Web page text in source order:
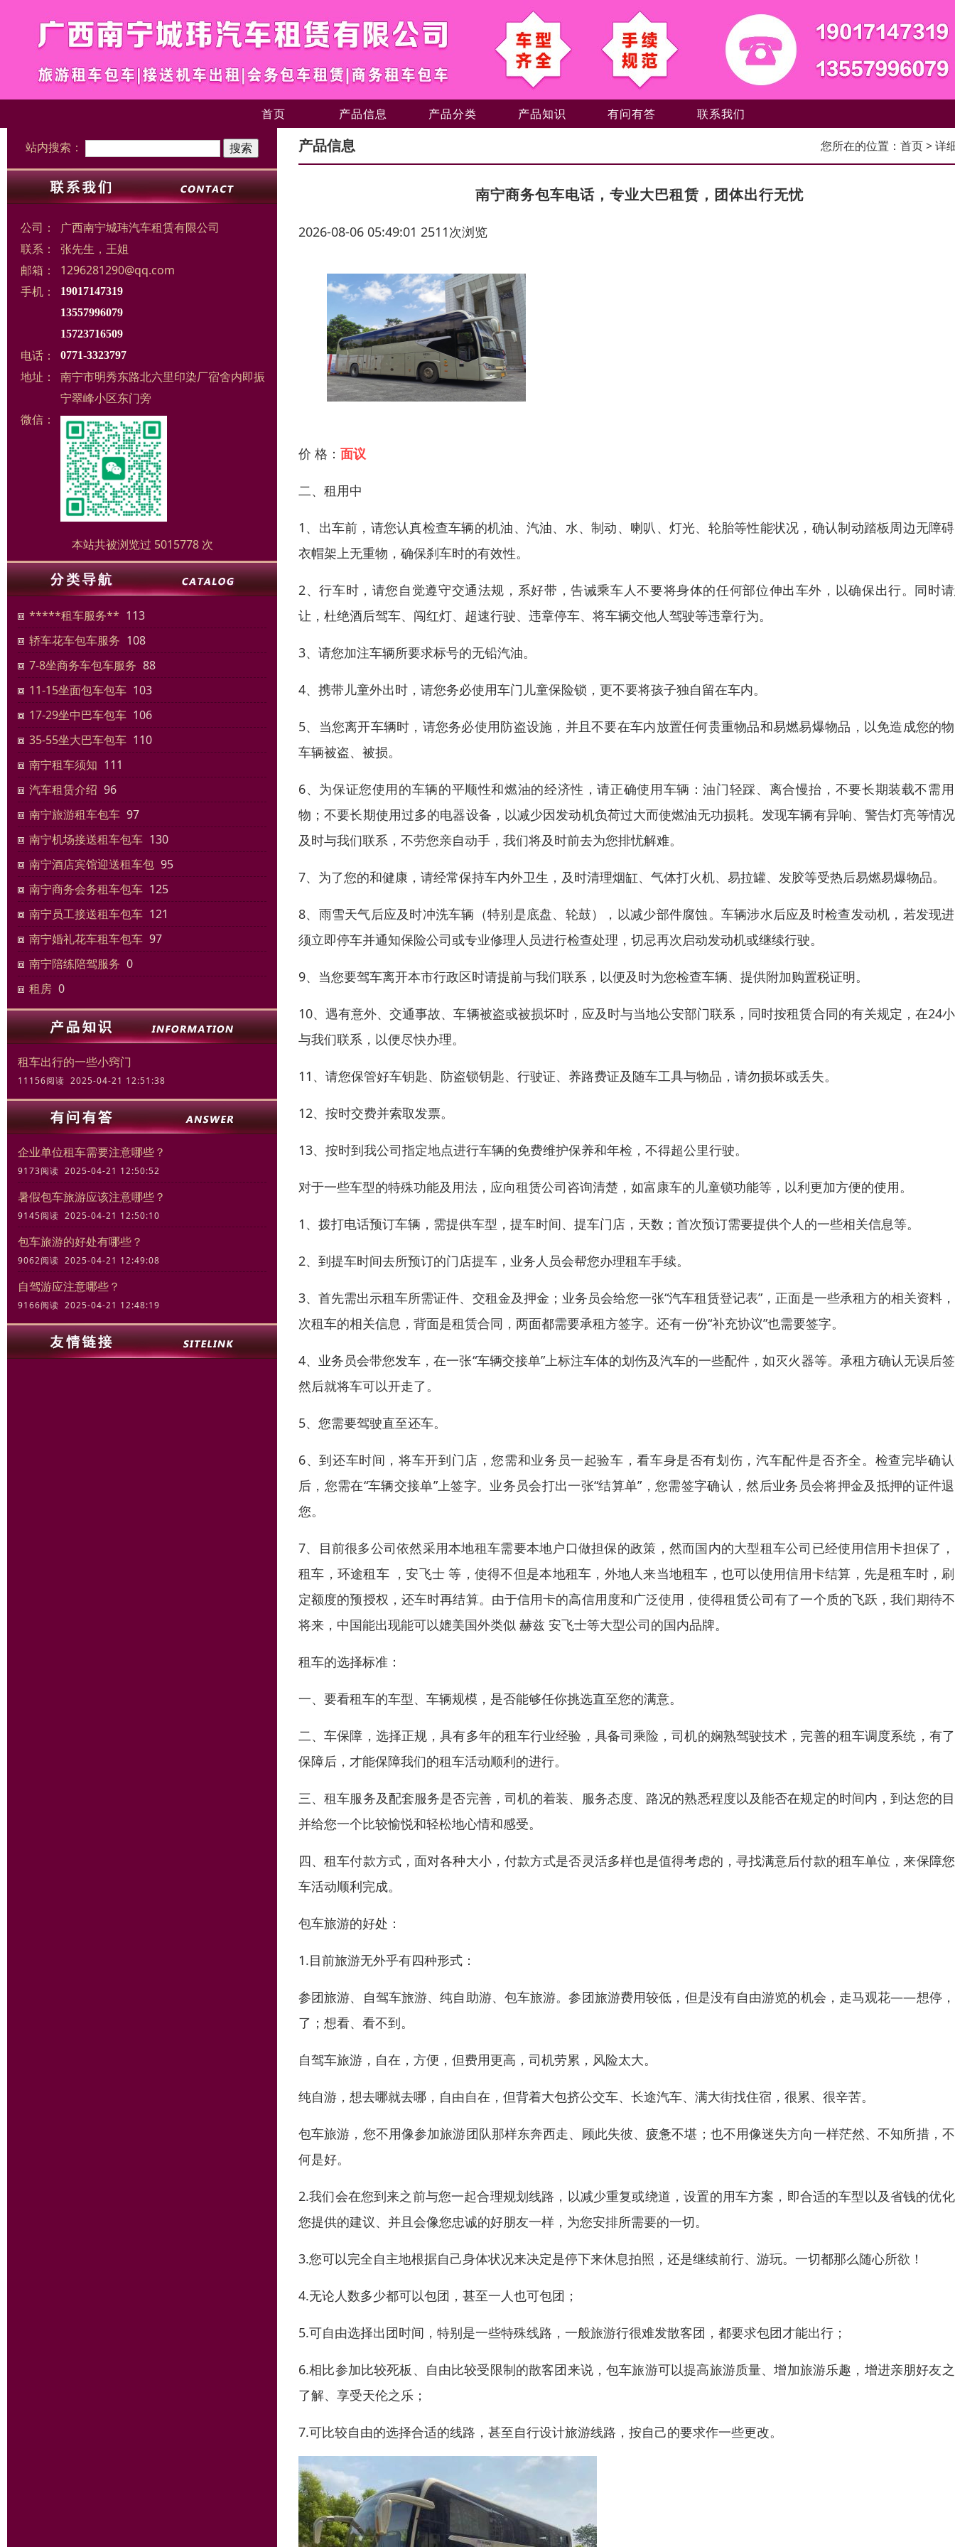
首页 产品信息 产品分类 产品知识 有问有答 联系我们
站内搜索：
公司：
广西南宁城玮汽车租赁有限公司
联系：
张先生，王姐
邮箱：
1296281290@qq.com
手机：
19017147319
13557996079
15723716509
电话： 0771-3323797
地址：
南宁市明秀东路北六里印染厂宿舍内即振
宁翠峰小区东门旁
微信：
本站共被浏览过 5015778 次
*****租车服务** 113
轿车花车包车服务 108
7-8坐商务车包车服务 88
11-15坐面包车包车 103
17-29坐中巴车包车 106
35-55坐大巴车包车 110
南宁租车须知 111
汽车租赁介绍 96
南宁旅游租车包车 97
南宁机场接送租车包车 130
南宁酒店宾馆迎送租车包 95
南宁商务会务租车包车 125
南宁员工接送租车包车 121
南宁婚礼花车租车包车 97
南宁陪练陪驾服务 0
租房 0
租车出行的一些小窍门
11156阅读 2025-04-21 12:51:38
企业单位租车需要注意哪些？
9173阅读 2025-04-21 12:50:52
暑假包车旅游应该注意哪些？
9145阅读 2025-04-21 12:50:10
包车旅游的好处有哪些？
9062阅读 2025-04-21 12:49:08
自驾游应注意哪些？
9166阅读 2025-04-21 12:48:19
产品信息 您所在的位置： 首页> 详
南宁商务包车电话，专业大巴租赁，团体出行无忧
2026-08-06 05:49:01 2511次浏览
价 格： 面议
二、租用中
1、出车前，请您认真检查车辆的机油、汽油、水、制动、喇叭、灯光、轮胎等性能状况，确认制动踏板周边无障
衣帽架上无重物，确保刹车时的有效性。
2、行车时，请您自觉遵守交通法规，系好带，告诫乘车人不要将身体的任何部位伸出车外，以确保出行。同时
让，杜绝酒后驾车、闯红灯、超速行驶、违章停车、将车辆交他人驾驶等违章行为。
3、请您加注车辆所要求标号的无铅汽油。
4、携带儿童外出时，请您务必使用车门儿童保险锁，更不要将孩子独自留在车内。
5、当您离开车辆时，请您务必使用防盗设施，并且不要在车内放置任何贵重物品和易燃易爆物品，以免造成您的
车辆被盗、被损。
6、为保证您使用的车辆的平顺性和燃油的经济性，请正确使用车辆：油门轻踩、离合慢抬，不要长期装载不需
物；不要长期使用过多的电器设备，以减少因发动机负荷过大而使燃油无功损耗。发现车辆有异响、警告灯亮等情
及时与我们联系，不劳您亲自动手，我们将及时前去为您排忧解难。
7、为了您的和健康，请经常保持车内外卫生，及时清理烟缸、气体打火机、易拉罐、发胶等受热后易燃易爆物品。
8、雨雪天气后应及时冲洗车辆（特别是底盘、轮鼓），以减少部件腐蚀。车辆涉水后应及时检查发动机，若发现
须立即停车并通知保险公司或专业修理人员进行检查处理，切忌再次启动发动机或继续行驶。
9、当您要驾车离开本市行政区时请提前与我们联系，以便及时为您检查车辆、提供附加购置税证明。
10、遇有意外、交通事故、车辆被盗或被损坏时，应及时与当地公安部门联系，同时按租赁合同的有关规定，在24
与我们联系，以便尽快办理。
11、请您保管好车钥匙、防盗锁钥匙、行驶证、养路费证及随车工具与物品，请勿损坏或丢失。
12、按时交费并索取发票。
13、按时到我公司指定地点进行车辆的免费维护保养和年检，不得超公里行驶。
对于一些车型的特殊功能及用法，应向租赁公司咨询清楚，如富康车的儿童锁功能等，以利更加方便的使用。
1、拨打电话预订车辆，需提供车型，提车时间、提车门店，天数；首次预订需要提供个人的一些相关信息等。
2、到提车时间去所预订的门店提车，业务人员会帮您办理租车手续。
3、首先需出示租车所需证件、交租金及押金；业务员会给您一张“汽车租赁登记表”，正面是一些承租方的相关资料
次租车的相关信息，背面是租赁合同，两面都需要承租方签字。还有一份“补充协议”也需要签字。
4、业务员会带您发车，在一张“车辆交接单”上标注车体的划伤及汽车的一些配件，如灭火器等。承租方确认无误后
然后就将车可以开走了。
5、您需要驾驶直至还车。
6、到还车时间，将车开到门店，您需和业务员一起验车，看车身是否有划伤，汽车配件是否齐全。检查完毕确
后，您需在“车辆交接单”上签字。业务员会打出一张“结算单”，您需签字确认，然后业务员会将押金及抵押的证件
您。
7、目前很多公司依然采用本地租车需要本地户口做担保的政策，然而国内的大型租车公司已经使用信用卡担保了
租车，环途租车 ，安飞士 等，使得不但是本地租车，外地人来当地租车，也可以使用信用卡结算，先是租车时，
定额度的预授权，还车时再结算。由于信用卡的高信用度和广泛使用，使得租赁公司有了一个质的飞跃，我们期待
将来，中国能出现能可以媲美国外类似 赫兹 安飞士等大型公司的国内品牌。
租车的选择标准：
一、要看租车的车型、车辆规模，是否能够任你挑选直至您的满意。
二、车保障，选择正规，具有多年的租车行业经验，具备司乘险，司机的娴熟驾驶技术，完善的租车调度系统，有
保障后，才能保障我们的租车活动顺利的进行。
三、租车服务及配套服务是否完善，司机的着装、服务态度、路况的熟悉程度以及能否在规定的时间内，到达您的
并给您一个比较愉悦和轻松地心情和感受。
四、租车付款方式，面对各种大小，付款方式是否灵活多样也是值得考虑的，寻找满意后付款的租车单位，来保障
车活动顺利完成。
包车旅游的好处：
1.目前旅游无外乎有四种形式：
参团旅游、自驾车旅游、纯自助游、包车旅游。参团旅游费用较低，但是没有自由游览的机会，走马观花——想停
了；想看、看不到。
自驾车旅游，自在，方便，但费用更高，司机劳累，风险太大。
纯自游，想去哪就去哪，自由自在，但背着大包挤公交车、长途汽车、满大街找住宿，很累、很辛苦。
包车旅游，您不用像参加旅游团队那样东奔西走、顾此失彼、疲惫不堪；也不用像迷失方向一样茫然、不知所措，
何是好。
2.我们会在您到来之前与您一起合理规划线路，以减少重复或绕道，设置的用车方案，即合适的车型以及省钱的优
您提供的建议、并且会像您忠诚的好朋友一样，为您安排所需要的一切。
3.您可以完全自主地根据自己身体状况来决定是停下来休息拍照，还是继续前行、游玩。一切都那么随心所欲！
4.无论人数多少都可以包团，甚至一人也可包团；
5.可自由选择出团时间，特别是一些特殊线路，一般旅游行很难发散客团，都要求包团才能出行；
6.相比参加比较死板、自由比较受限制的散客团来说，包车旅游可以提高旅游质量、增加旅游乐趣，增进亲朋好友
了解、享受天伦之乐；
7.可比较自由的选择合适的线路，甚至自行设计旅游线路，按自己的要求作一些更改。